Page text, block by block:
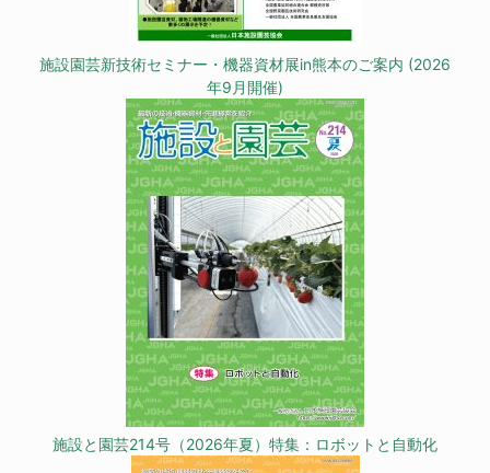
施設園芸新技術セミナー・機器資材展in熊本のご案内 (2026
年9月開催)
施設と園芸214号（2026年夏）特集：ロボットと自動化